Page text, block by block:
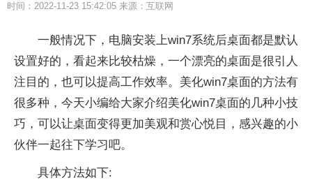
时间：2022-11-23 15:42:05 来源：互联网
一般情况下，电脑安装上win7系统后桌面都是默认
设置好的，看起来比较枯燥，一个漂亮的桌面是很引人
注目的，也可以提高工作效率。美化win7桌面的方法有
很多种，今天小编给大家介绍美化win7桌面的几种小技
巧，可以让桌面变得更加美观和赏心悦目，感兴趣的小
伙伴一起往下学习吧。
具体方法如下: